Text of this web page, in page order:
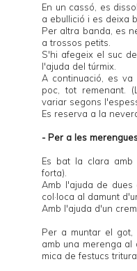
En un cassó, es
a ebullició i es deixa
Per altra banda, es
a trossos petits.
S'hi afegeix el suc
l'ajuda del túrmix.
A continuació, es
poc, tot remenant.
variar segons
Es reserva a la
- Per a les
Es bat la clara
forta).
Amb l'ajuda de
col·loca al damunt
Amb l'ajuda d'un
Per a muntar el
amb una merenga al
mica de festucs